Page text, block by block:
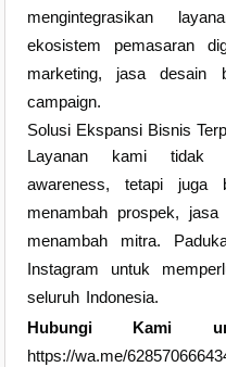
mengintegrasikan
ekosistem pemasaran
marketing, jasa desain
campaign.
Solusi Ekspansi Bisnis
Layanan kami tidak
awareness, tetapi juga
menambah prospek,
menambah mitra.
Instagram untuk
seluruh Indonesia.
Hubungi Kami
https://wa.me/